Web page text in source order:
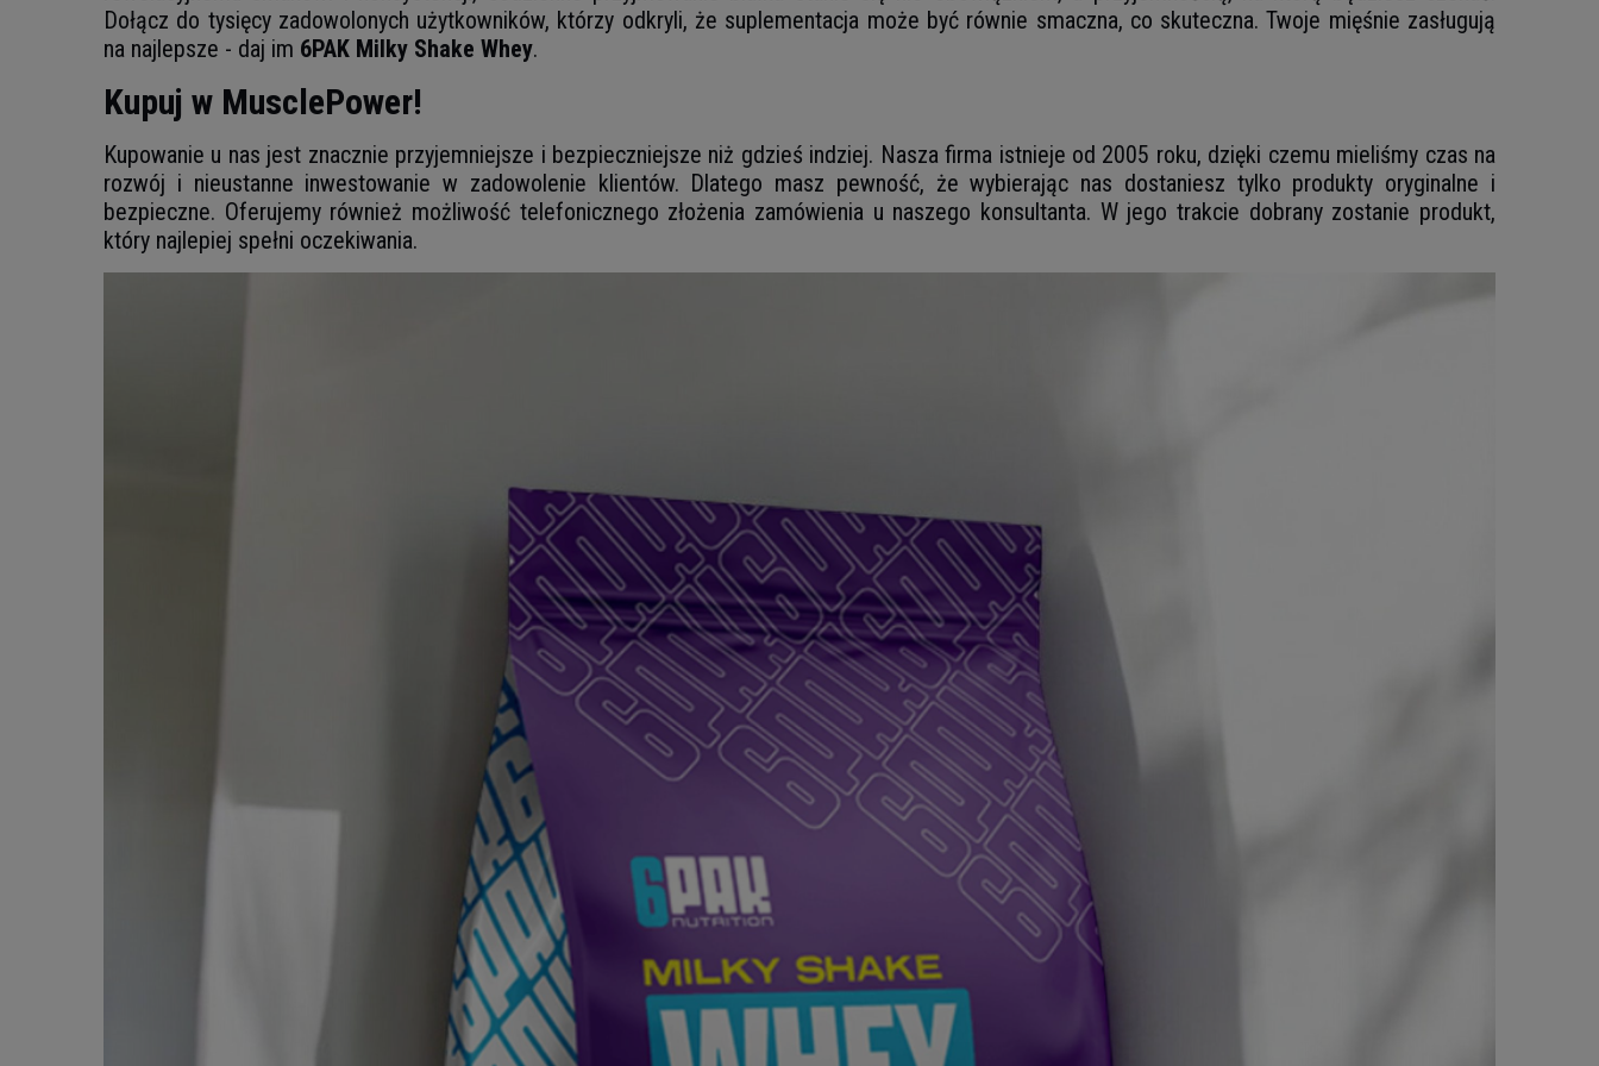
Dołącz do tysięcy zadowolonych użytkowników, którzy odkryli, że suplementacja może być równie smaczna, co skuteczna. Twoje mięśnie zasługują
na najlepsze - daj im 6PAK Milky Shake Whey.
Kupuj w MusclePower!
Kupowanie u nas jest znacznie przyjemniejsze i bezpieczniejsze niż gdzieś indziej. Nasza firma istnieje od 2005 roku, dzięki czemu mieliśmy czas na
rozwój i nieustanne inwestowanie w zadowolenie klientów. Dlatego masz pewność, że wybierając nas dostaniesz tylko produkty oryginalne i
bezpieczne. Oferujemy również możliwość telefonicznego złożenia zamówienia u naszego konsultanta. W jego trakcie dobrany zostanie produkt,
który najlepiej spełni oczekiwania.